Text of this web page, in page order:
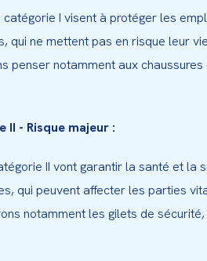
catégorie I visent à protéger les
qui ne mettent pas en risque leur
penser notamment aux
II - Risque majeur :
II vont garantir la santé et
qui peuvent affecter les parties
notamment les gilets de